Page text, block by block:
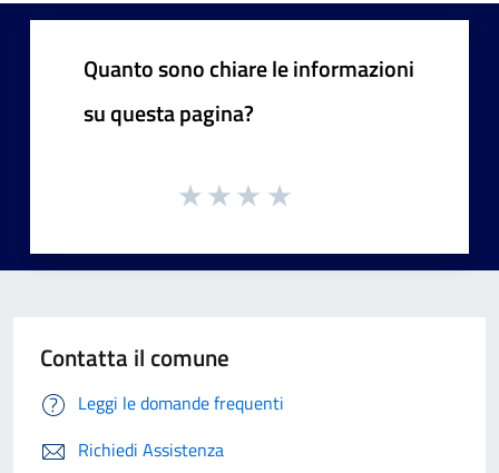
Quanto sono chiare le informazioni
su questa pagina?
Contatta il comune
Leggi le domande frequenti
Richiedi Assistenza